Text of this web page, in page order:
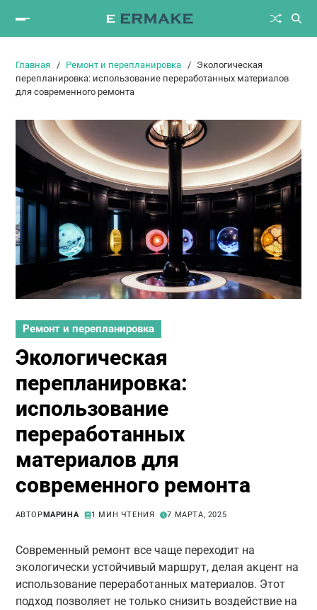
Главная Ремонт и перепланировка
Экологическая
перепланировка: использование переработанных материалов
для современного ремонта
Ремонт и перепланировка
Экологическая
перепланировка:
использование
переработанных
материалов для
современного ремонта
АВТОРМАРИНА 1 МИН ЧТЕНИЯ 7 МАРТА, 2025
Современный ремонт все чаще переходит на
экологически устойчивый маршрут, делая акцент на
использование переработанных материалов. Этот
подход позволяет не только снизить воздействие на